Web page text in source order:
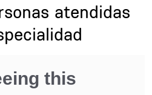
atendidas